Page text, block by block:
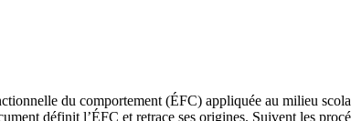
du comportement (ÉFC) appliquée au milieu
définit l’ÉFC et retrace ses origines. Suivent les